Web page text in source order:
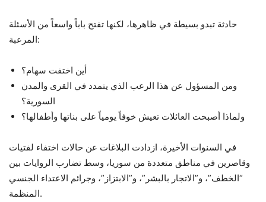
حادثة تبدو بسيطة في ظاهرها، لكنها تفتح باباً واسعاً من الأسئلة
المرعبة:
أين اختفت سهام؟
ومن المسؤول عن هذا الرعب الذي يتمدد في القرى والمدن
السورية؟
ولماذا أصبحت العائلات تعيش خوفاً يومياً على بناتها وأطفالها؟
في السنوات الأخيرة، ازدادت البلاغات عن حالات اختفاء لفتيات
وقاصرين في مناطق متعددة من سوريا، وسط تضارب الروايات بين
“الخطف”، و”الاتجار بالبشر”، و”الابتزاز”، وجرائم الاعتداء الجنسي
المنظمة.